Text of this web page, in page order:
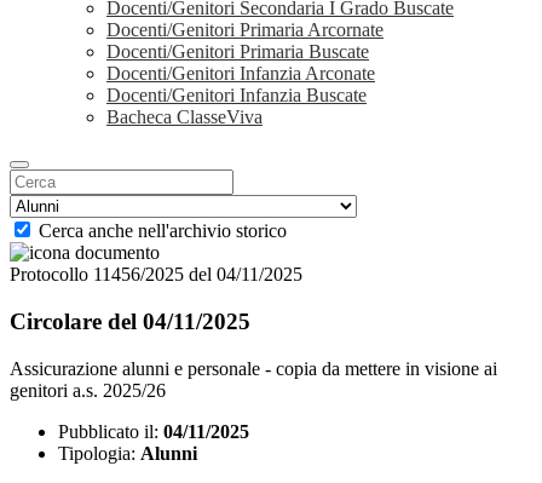
Docenti/Genitori Secondaria I Grado Buscate
Docenti/Genitori Primaria Arcornate
Docenti/Genitori Primaria Buscate
Docenti/Genitori Infanzia Arconate
Docenti/Genitori Infanzia Buscate
Bacheca ClasseViva
Cerca anche nell'archivio storico
Protocollo 11456/2025 del 04/11/2025
Circolare del 04/11/2025
Assicurazione alunni e personale - copia da mettere in visione ai
genitori a.s. 2025/26
Pubblicato il: 04/11/2025
Tipologia: Alunni